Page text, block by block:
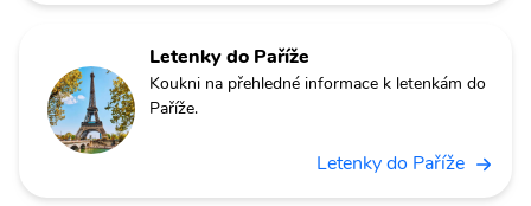
Letenky do Paříže
Koukni na přehledné informace k letenkám do
Paříže.
Letenky do Paříže